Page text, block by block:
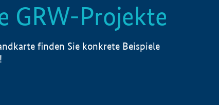
GRW-Projekte
finden Sie konkrete Beispiele